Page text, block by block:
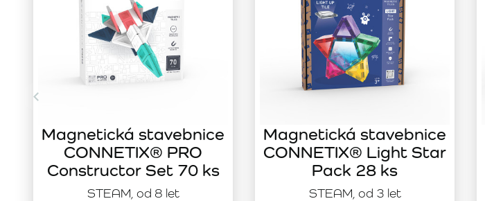
STEAM, od 8 let
Magnetická stavebnice
CONNETIX® PRO
Constructor Set 70 ks
STEAM, od 3 let
Magnetická stavebnice
CONNETIX® Light Star
Pack 28 ks